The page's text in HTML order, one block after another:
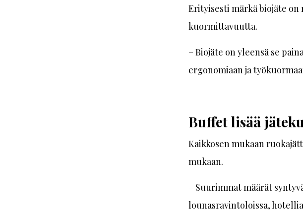
Erityisesti märkä biojäte on
kuormittavuutta.
– Biojäte on yleensä se
ergonomiaan ja
Buffet lisää
Kaikkosen mukaan
mukaan.
– Suurimmat määrät
lounasravintoloissa,